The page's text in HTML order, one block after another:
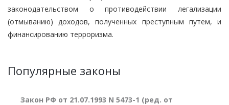
законодательством о противодействии легализации
(отмыванию) доходов, полученных преступным путем, и
финансированию терроризма.
Популярные законы
Закон РФ от 21.07.1993 N 5473-1 (ред. от